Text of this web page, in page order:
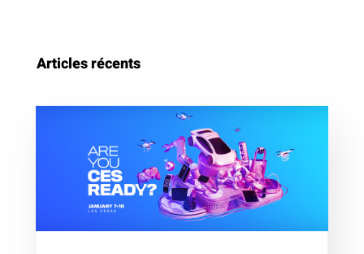
Articles récents